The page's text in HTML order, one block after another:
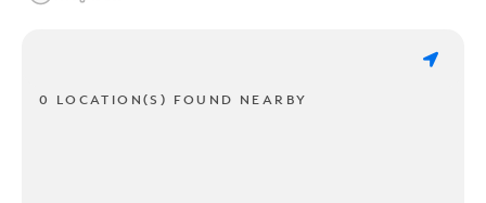
0 LOCATION(S) FOUND NEARBY